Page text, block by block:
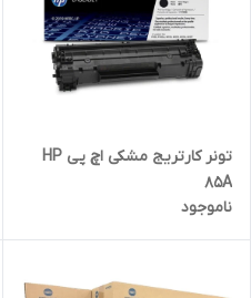
تونر کارتریج مشکی اچ پی HP
85A
ناموجود